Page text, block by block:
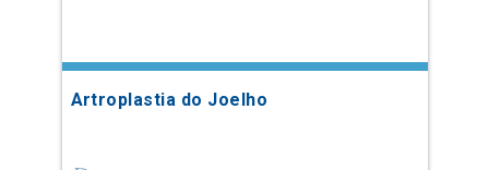
Artroplastia do Joelho